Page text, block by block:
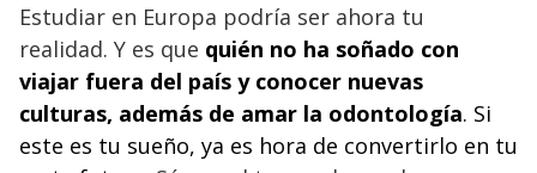
Estudiar en Europa podría ser ahora tu
realidad. Y es que quién no ha soñado con
viajar fuera del país y conocer nuevas
culturas, además de amar la odontología. Si
este es tu sueño, ya es hora de convertirlo en tu